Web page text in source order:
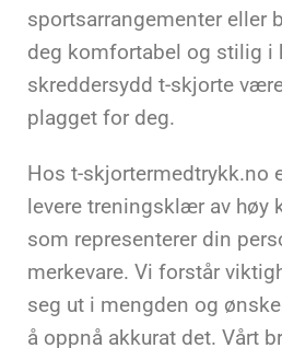
sportsarrangementer eller
deg komfortabel og stilig i
skreddersydd t-skjorte
plagget for deg.
Hos t-skjortermedtrykk.no
levere treningsklær av høy
som representerer din
merkevare. Vi forstår
seg ut i mengden og
å oppnå akkurat det. Vårt